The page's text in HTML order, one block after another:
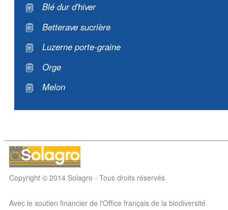
Blé dur d'hiver
Betterave sucrière
Luzerne porte-graine
Orge
Melon
Copyright © 2014 Solagro - Tous droits réservés
Avec le soutien financier de l'Office français de la biodiversité